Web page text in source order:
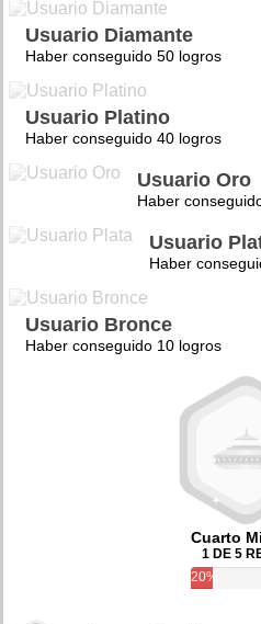
Usuario Diamante
Haber conseguido 50 logros
Usuario Platino
Haber conseguido 40 logros
Usuario Oro
Haber
Usuario
Haber
Usuario Bronce
Haber conseguido 10 logros
Cuarto
1 DE 5
20%